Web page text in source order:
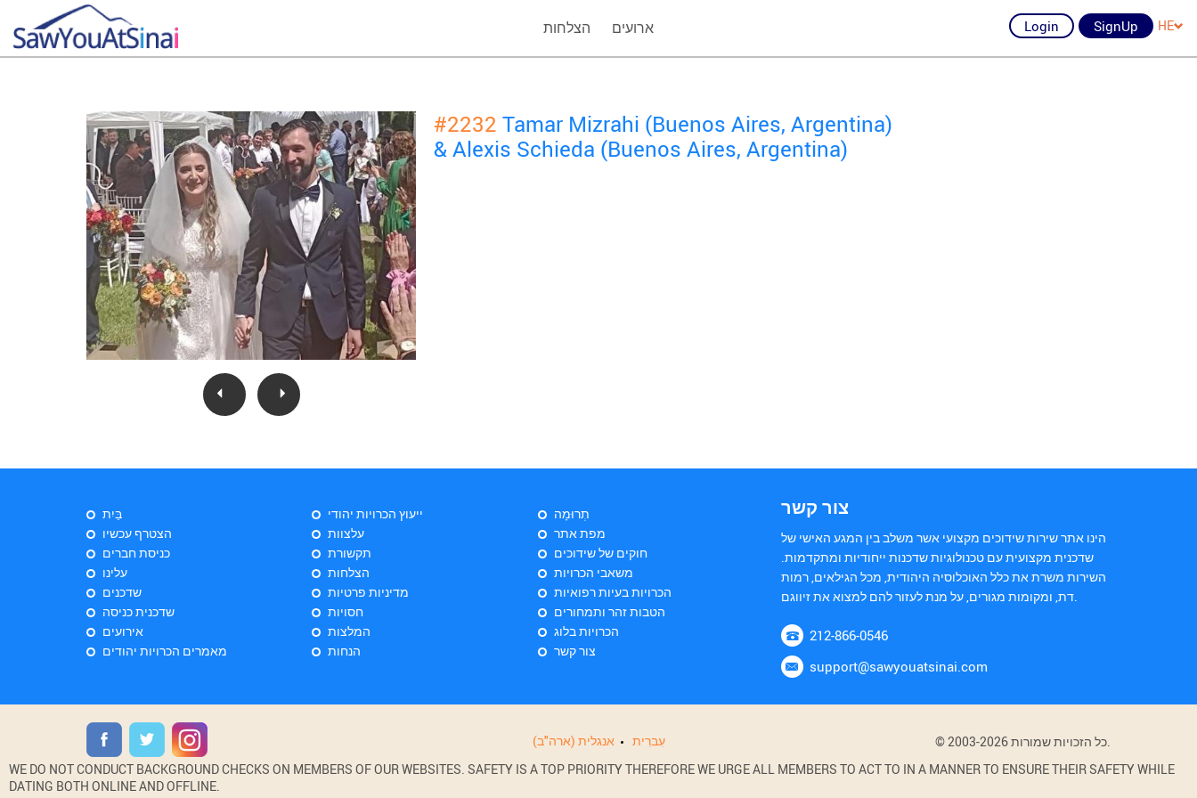
הצלחות ארועים Login SignUp HE
#2232 Tamar Mizrahi (Buenos Aires, Argentina)
& Alexis Schieda (Buenos Aires, Argentina)
בַּיִת
הצטרף עכשיו
כניסת חברים
עלינו
שדכנים
שדכנית כניסה
אירועים
מאמרים הכרויות יהודים
ייעוץ הכרויות יהודי
עלצוות
תקשורת
הצלחות
מדיניות פרטיות
חסויות
המלצות
הנחות
תְרוּמָה
מפת אתר
חוקים של שידוכים
משאבי הכרויות
הכרויות בעיות רפואיות
הטבות זהר ותמחורים
הכרויות בלוג
צור קשר
צור קשר
הינו אתר שירות שידוכים מקצועי אשר משלב בין המגע האישי של
שדכנית מקצועית עם טכנולוגיות שדכנות ייחודיות ומתקדמות.
השירות משרת את כלל האוכלוסיה היהודית, מכל הגילאים, רמות
212-866-0546
support@sawyouatsinai.com
אנגלית (ארה"ב) עִברִית
WE DO NOT CONDUCT BACKGROUND CHECKS ON MEMBERS OF OUR WEBSITES. SAFETY IS A TOP PRIORITY THEREFORE WE URGE ALL MEMBERS TO ACT TO IN A MANNER TO ENSURE THEIR SAFETY WHILE
DATING BOTH ONLINE AND OFFLINE.